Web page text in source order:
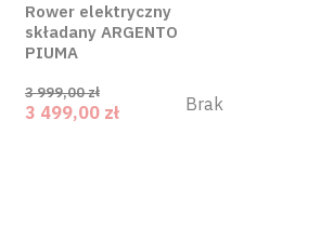
Rower elektryczny
składany ARGENTO
PIUMA
3 999,00 zł
3 499,00 zł Brak